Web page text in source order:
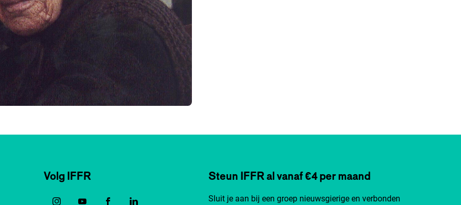
Volg IFFR Steun IFFR al vanaf €4 per maand
Sluit je aan bij een groep nieuwsgierige en verbonden